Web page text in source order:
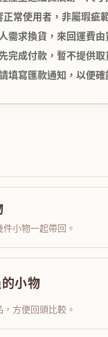
正常使用者，非屬瑕疵
需求換貨，來回運費由
完成付款，暫不提供取
填寫匯款通知，以便確
小物一起帶回。
小物
方便回頭比較。